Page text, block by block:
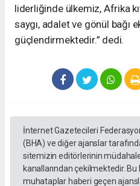
liderliğinde ülkemiz, Afrika
saygı, adalet ve gönül bağı
güçlendirmektedir.” dedi.
İnternet Gazetecileri
(BHA) ve diğer ajanslar
sitemizin editörlerinin
kanallarından çekilmektedir.
muhataplar haberi geçen